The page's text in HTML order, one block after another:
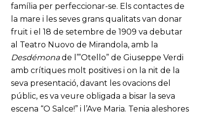
família per perfeccionar-se. Els contactes de
la mare i les seves grans qualitats van donar
fruit i el 18 de setembre de 1909 va debutar
al Teatro Nuovo de Mirandola, amb la
Desdémonade l’”Otello” de Giuseppe Verdi
amb crítiques molt positives i on la nit de la
seva presentació, davant les ovacions del
públic, es va veure obligada a bisar la seva
escena “O Salce!” i l’Ave Maria. Tenia aleshores